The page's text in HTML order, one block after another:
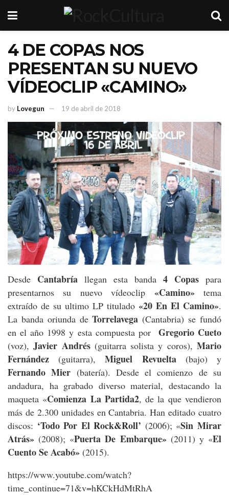
4 DE COPAS NOS
PRESENTAN SU NUEVO
VÍDEOCLIP «CAMINO»
by Lovegun 19 de abril de 2018
Desde Cantabría llegan esta banda 4 Copas para
presentarnos su nuevo vídeoclip «Camino»tema
extraído de su ultimo LP titulado «20 En El Camino».
La banda oriunda deTorrelavega (Cantabria) se fundó
en el año 1998 y esta compuesta por Gregorio Cueto
(voz),Javier Andrés(guitarra solista y coros),Mario
Fernández (guitarra),Miguel Revuelta(bajo) y
Fernando Mier (batería). Desde el comienzo de su
andadura, ha grabado diverso material, destacando la
maqueta «Comienza La Partida2, de la que vendieron
más de 2.300 unidades en Cantabria. Han editado cuatro
discos: ‘Todo Por El Rock&Roll’ (2006); «Sin Mirar
Atrás» (2008); «Puerta De Embarque»(2011) y «El
Cuento Se Acabó» (2015).
https://www.youtube.com/watch?
time_continue=71&v=hKCkHdMtRhA